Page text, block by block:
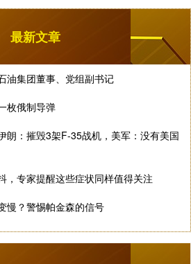
最新文章
油集团董事、党组副书记
枚俄制导弹
朗：摧毁3架F-35战机，美军：没有美国
，专家提醒这些症状同样值得关注
慢？警惕帕金森的信号